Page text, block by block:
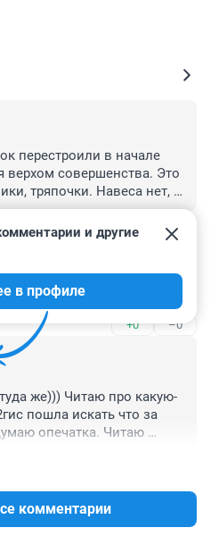
перестроили в начале
верхом совершенства. Это
тряпочки. Навеса нет,
+0 –0
и другие
в профиле
же))) Читаю про какую-
пошла искать что за
опечатка. Читаю
пожалуйста, что
комментарии